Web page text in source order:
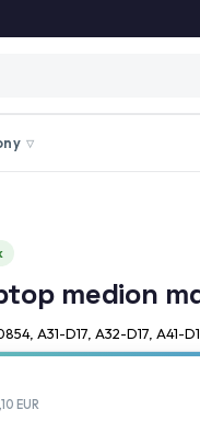
▽
medion
A31-D17, A32-D17, A41-
EUR